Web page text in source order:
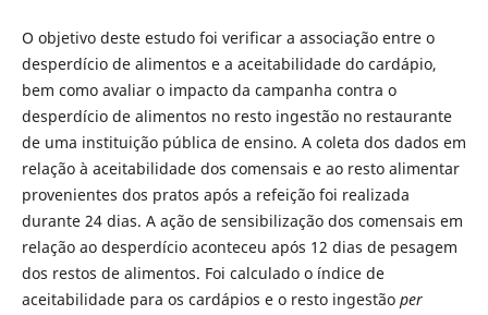
O objetivo deste estudo foi verificar a associação entre o
desperdício de alimentos e a aceitabilidade do cardápio,
bem como avaliar o impacto da campanha contra o
desperdício de alimentos no resto ingestão no restaurante
de uma instituição pública de ensino. A coleta dos dados em
relação à aceitabilidade dos comensais e ao resto alimentar
provenientes dos pratos após a refeição foi realizada
durante 24 dias. A ação de sensibilização dos comensais em
relação ao desperdício aconteceu após 12 dias de pesagem
dos restos de alimentos. Foi calculado o índice de
aceitabilidade para os cardápios e o resto ingestão per